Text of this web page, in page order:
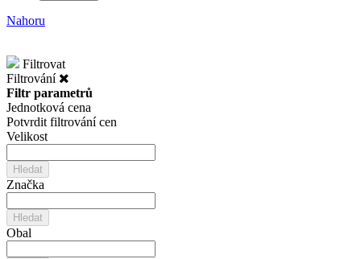
Nahoru
Filtrovat
Filtrování
Filtr parametrů
Jednotková cena
Potvrdit filtrování cen
Velikost
Hledat
Značka
Hledat
Obal